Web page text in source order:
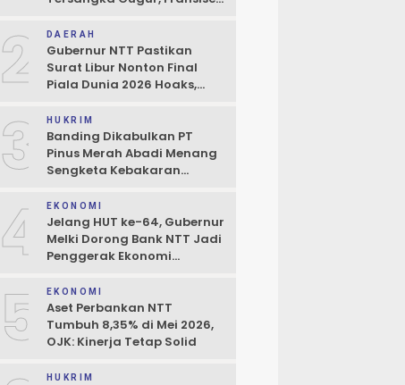
Pendukung
2 DAERAH
Gubernur NTT Pastikan
Surat Libur Nonton Final
Piala Dunia 2026 Hoaks,
Boleh Terhambat
3 HUKRIM
Banding Dikabulkan PT
Pinus Merah Abadi Menang
Sengketa Kebakaran
4 EKONOMI
Jelang HUT ke-64, Gubernur
Melki Dorong Bank NTT Jadi
Penggerak Ekonomi
5 EKONOMI
Aset Perbankan NTT
Tumbuh 8,35% di Mei 2026,
OJK: Kinerja Tetap Solid
HUKRIM